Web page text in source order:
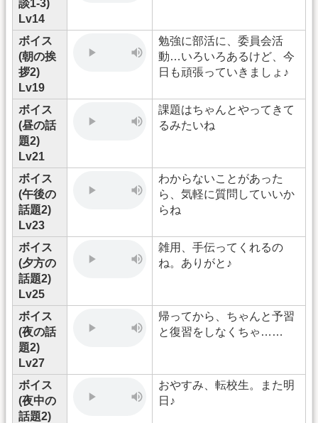
談1-3)
Lv14
ボイス
(朝の挨
拶2)
Lv19
勉強に部活に、委員会活
動…いろいろあるけど、今
日も頑張っていきましょ♪
ボイス
(昼の話
題2)
Lv21
課題はちゃんとやってきて
るみたいね
ボイス
(午後の
話題2)
Lv23
わからないことがあった
ら、気軽に質問していいか
らね
ボイス
(夕方の
話題2)
Lv25
雑用、手伝ってくれるの
ね。ありがと♪
ボイス
(夜の話
題2)
Lv27
帰ってから、ちゃんと予習
と復習をしなくちゃ……
ボイス
(夜中の
話題2)
おやすみ、転校生。また明
日♪